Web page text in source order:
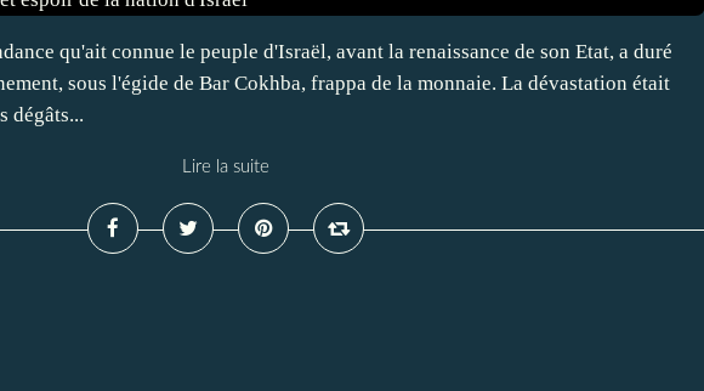
qu'ait connue le peuple d'Israël, avant la renaissance de son Etat, a duré
sous l'égide de Bar Cokhba, frappa de la monnaie. La dévastation était
dégâts...
Lire la suite